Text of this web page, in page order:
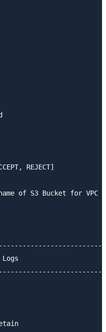
REJECT]
of S3 Bucket for VPC
Logs